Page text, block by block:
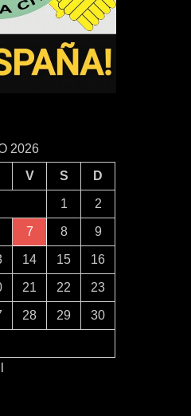
2026
V S D
1 2
7 8 9
14 15 16
21 22 23
28 29 30